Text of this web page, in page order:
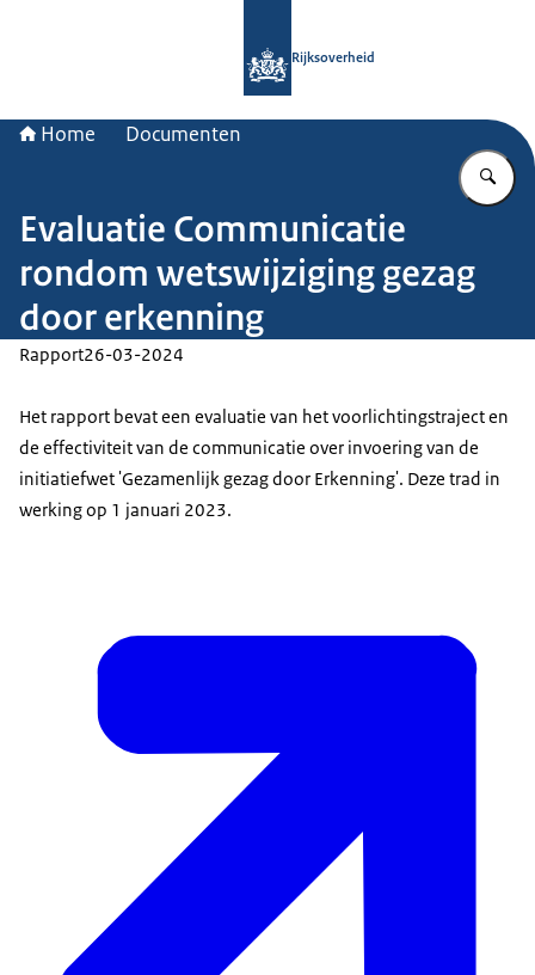
Rijksoverheid
Home Documenten
Evaluatie Communicatie
rondom wetswijziging gezag
door erkenning
Rapport26-03-2024
Het rapport bevat een evaluatie van het voorlichtingstraject en
de effectiviteit van de communicatie over invoering van de
initiatiefwet 'Gezamenlijk gezag door Erkenning'. Deze trad in
werking op 1 januari 2023.